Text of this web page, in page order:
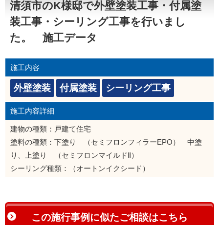
清須市のK様邸で外壁塗装工事・付属塗
装工事・シーリング工事を行いまし
た。 施工データ
施工内容
外壁塗装 付属塗装 シーリング工事
施工内容詳細
建物の種類：戸建て住宅
塗料の種類：下塗り （セミフロンフィラーEPO） 中塗
り、上塗り （セミフロンマイルドⅡ）
シーリング種類：（オートンイクシード）
この施行事例に似たご相談はこちら